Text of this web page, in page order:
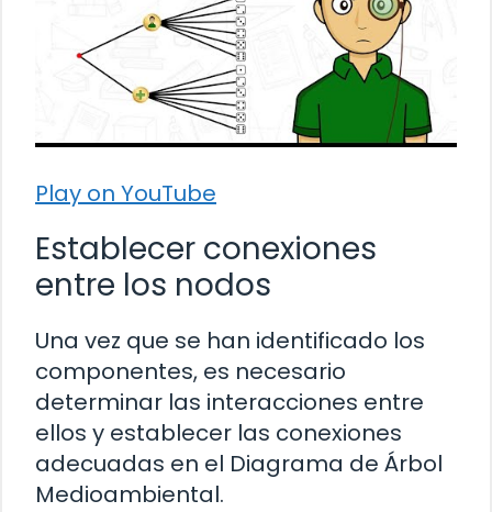
Play on YouTube
Establecer conexiones
entre los nodos
Una vez que se han identificado los
componentes, es necesario
determinar las interacciones entre
ellos y establecer las conexiones
adecuadas en el Diagrama de Árbol
Medioambiental.